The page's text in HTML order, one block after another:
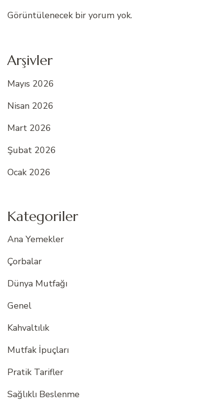
Görüntülenecek bir yorum yok.
Arşivler
Mayıs 2026
Nisan 2026
Mart 2026
Şubat 2026
Ocak 2026
Kategoriler
Ana Yemekler
Çorbalar
Dünya Mutfağı
Genel
Kahvaltılık
Mutfak İpuçları
Pratik Tarifler
Sağlıklı Beslenme